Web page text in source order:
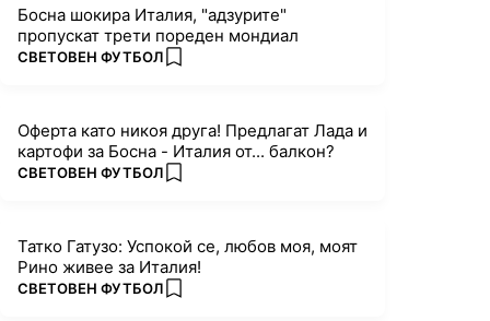
Босна шокира Италия, "адзурите"
пропускат трети пореден мондиал
ПОВЕЧЕ ОТ
СВЕТОВЕН ФУТБОЛ add favorites
Оферта като никоя друга! Предлагат Лада и
картофи за Босна - Италия от... балкон?
ПОВЕЧЕ ОТ
СВЕТОВЕН ФУТБОЛ add favorites
Татко Гатузо: Успокой се, любов моя, моят
Рино живее за Италия!
ПОВЕЧЕ ОТ
СВЕТОВЕН ФУТБОЛ add favorites